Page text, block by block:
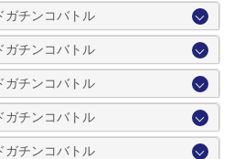
ガチンコバトル
ガチンコバトル
ガチンコバトル
ガチンコバトル
ガチンコバトル